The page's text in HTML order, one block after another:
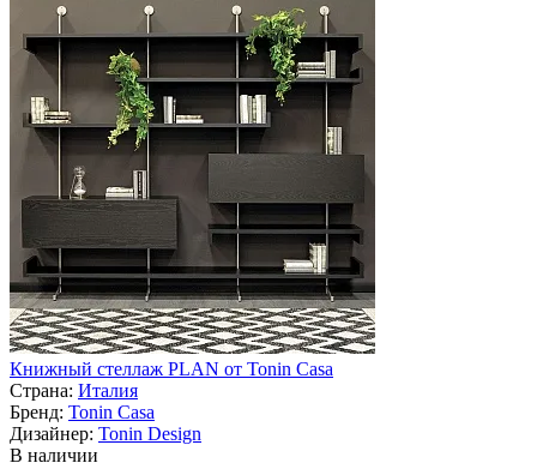
Книжный стеллаж PLAN от Tonin Casa
Страна: Италия
Бренд: Tonin Casa
Дизайнер: Tonin Design
В наличии